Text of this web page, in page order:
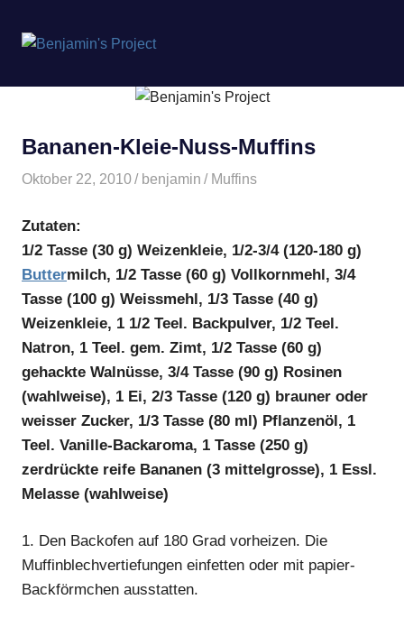
springen
Project
Bananen-Kleie-Nuss-Muffins
Oktober 22, 2010 benjamin Muffins
Zutaten:
1/2 Tasse (30 g) Weizenkleie, 1/2-3/4 (120-180 g)
Buttermilch, 1/2 Tasse (60 g) Vollkornmehl, 3/4
Tasse (100 g) Weissmehl, 1/3 Tasse (40 g)
Weizenkleie, 1 1/2 Teel. Backpulver, 1/2 Teel.
Natron, 1 Teel. gem. Zimt, 1/2 Tasse (60 g)
gehackte Walnüsse, 3/4 Tasse (90 g) Rosinen
(wahlweise), 1 Ei, 2/3 Tasse (120 g) brauner oder
weisser Zucker, 1/3 Tasse (80 ml) Pflanzenöl, 1
Teel. Vanille-Backaroma, 1 Tasse (250 g)
zerdrückte reife Bananen (3 mittelgrosse), 1 Essl.
Melasse (wahlweise)
1. Den Backofen auf 180 Grad vorheizen. Die
Muffinblechvertiefungen einfetten oder mit papier-
Backförmchen ausstatten.